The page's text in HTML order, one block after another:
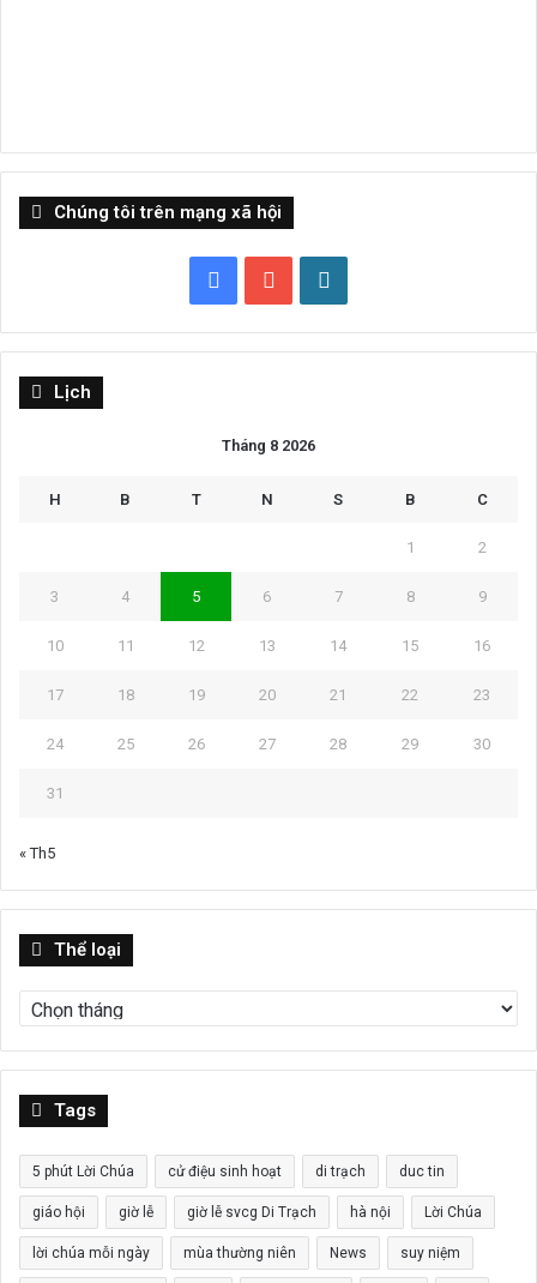
Chúng tôi trên mạng xã hội
FacebookYouTube
Lịch
Tháng 8 2026
H B T N S B C
1 2
3 4 5 6 7 8 9
10 11 12 13 14 15 16
17 18 19 20 21 22 23
24 25 26 27 28 29 30
31
« Th5
Thể loại
loại
Tags
5 phút Lời Chúa cử điệu sinh hoạt di trạch duc tin
giáo hội giờ lễ giờ lễ svcg Di Trạch hà nội Lời Chúa
lời chúa mỗi ngày mùa thường niên News suy niệm